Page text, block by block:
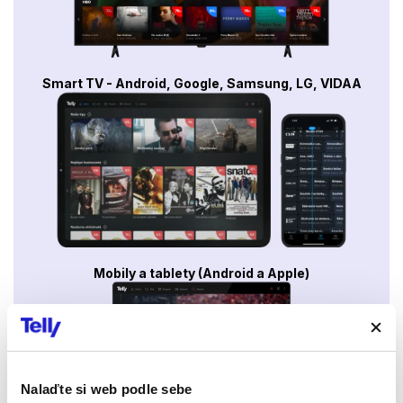
Nalaďte si web podle sebe
Smart TV - Android, Google, Samsung, LG, VIDAA
Mobily a tablety (Android a Apple)